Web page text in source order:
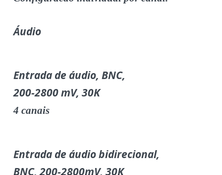
Áudio
Entrada de áudio, BNC,
200-2800 mV, 30K
4 canais
Entrada de áudio bidirecional,
BNC, 200-2800mV, 30K